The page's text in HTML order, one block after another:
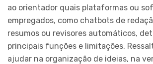
ao orientador quais plataformas ou
empregados, como chatbots de
resumos ou revisores automáticos,
principais funções e limitações.
ajudar na organização de ideias, na